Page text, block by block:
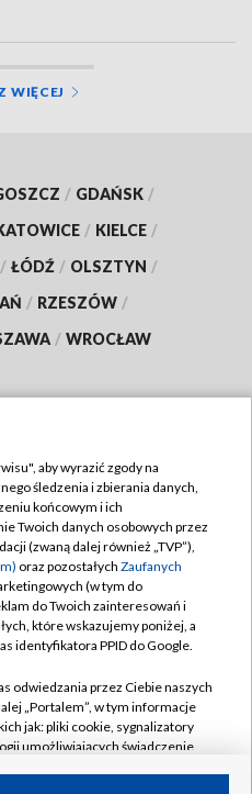
WIĘCEJ
/ GDAŃSK /
/ KIELCE /
/ ŁÓDŹ / OLSZTYN /
/ RZESZÓW /
/ WROCŁAW
TVP
zgody
aby wyrazić zgody na
śledzenia i zbierania danych,
końcowym i ich
Twoich danych osobowych przez
(zwaną dalej również „TVP”),
oraz pozostałych Zaufanych
(w tym do
do Twoich zainteresowań i
które wskazujemy poniżej, a
identyfikatora PPID do Google.
odwiedzania przez Ciebie naszych
„Portalem”, w tym informacje
jak: pliki cookie, sygnalizatory
umożliwiających świadczenie